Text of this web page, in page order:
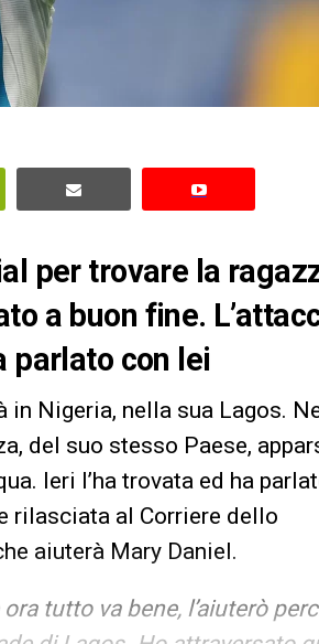
per trovare la
a buon fine.
parlato con lei
Nigeria, nella sua Lagos.
del suo stesso Paese,
Ieri l’ha trovata ed ha
rilasciata al Corriere dello
aiuterà Mary Daniel.
tutto va bene, l’aiuterò